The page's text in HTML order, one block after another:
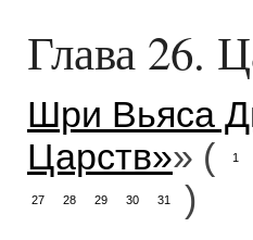
Глава 26.
Шри Вьяса
Царств»» ( 1
27 28 29 30 31
)